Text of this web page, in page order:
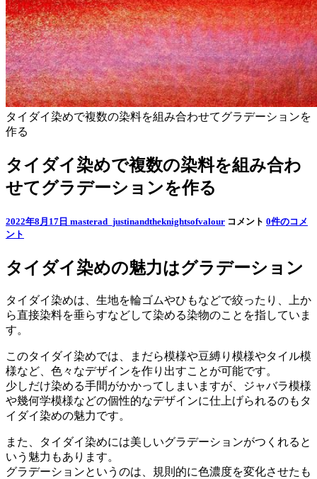
タイダイ染めで複数の染料を組み合わせてグラデーションを
作る
タイダイ染めで複数の染料を組み合わ
せてグラデーションを作る
2022年8月17日 masterad_justinandtheknightsofvalour コメント 0件のコメ
ント
タイダイ染めの魅力はグラデーション
タイダイ染めは、生地を輪ゴムやひもなどで絞ったり、上か
ら直接染料を垂らすなどして染める染物のことを指していま
す。
このタイダイ染めでは、まだら模様や豆縛り模様やタイル模
様など、色々なデザインを作り出すことが可能です。
少しだけ染める手間がかかってしまいますが、ジャバラ模様
や幾何学模様などの個性的なデザインに仕上げられるのもタ
イダイ染めの魅力です。
また、タイダイ染めには美しいグラデーションがつくれると
いう魅力もあります。
グラデーションというのは、規則的に色濃度を変化させたも